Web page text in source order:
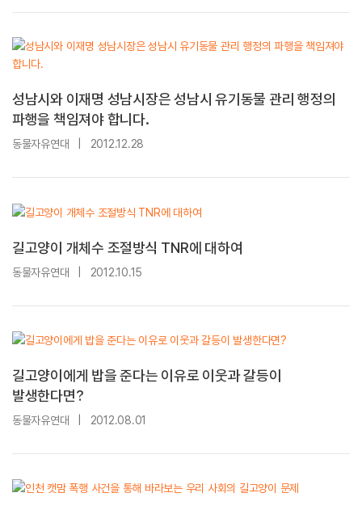
성남시와 이재명 성남시장은 성남시 유기동물 관리 행정의
파행을 책임져야 합니다.
동물자유연대 2012.12.28
길고양이 개체수 조절방식 TNR에 대하여
동물자유연대 2012.10.15
길고양이에게 밥을 준다는 이유로 이웃과 갈등이
발생한다면?
동물자유연대 2012.08.01